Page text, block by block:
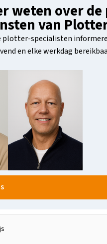
weten over
van
plotter-specialisten
en elke werkdag